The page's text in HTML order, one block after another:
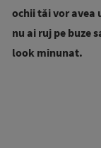
ochii tăi vor avea
nu ai ruj pe buze
look minunat.